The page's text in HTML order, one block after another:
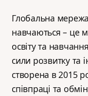
Глобальна
навчаються – це
освіту та
сили розвитку та
створена в 2015
співпраці та